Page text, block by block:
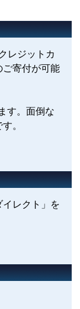
レジットカ
ご寄付が可能
す。面倒な
。
レクト」を